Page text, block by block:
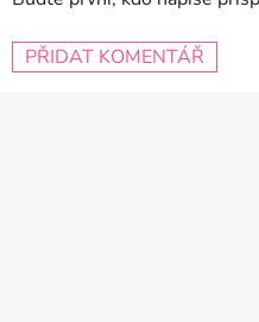
PŘIDAT KOMENTÁŘ